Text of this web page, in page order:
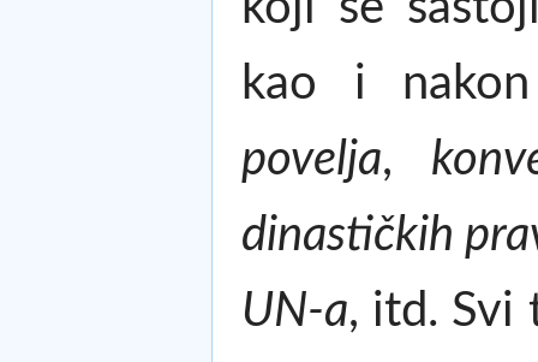
kao i
povelja,
dinastičkih
UN-a, itd. Svi